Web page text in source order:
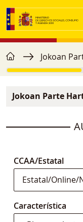
Skip to main content
Breadcrumb
home Jokoan
Jokoan Parte
CCAA/Estatal
Característica